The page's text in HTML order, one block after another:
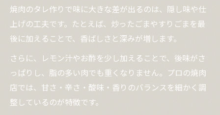
焼肉のタレ作りで味に大きな差が出るのは、隠し味や仕
上げの工夫です。たとえば、炒ったごまやすりごまを最
後に加えることで、香ばしさと深みが増します。
さらに、レモン汁やお酢を少し加えることで、後味がさ
っぱりし、脂の多い肉でも重くなりません。プロの焼肉
店では、甘さ・辛さ・酸味・香りのバランスを細かく調
整しているのが特徴です。